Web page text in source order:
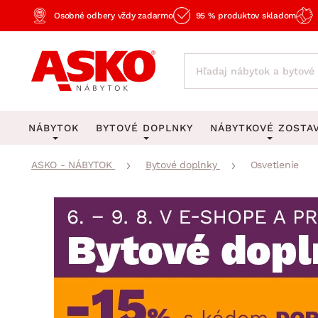
Osobné odbery vždy zadarmo 95 % produktov skladom
NÁBYTOK
Obývacia izba
Spálňa
Pracovňa a kancelária
BYTOVÉ DOPLNKY
KOBERCE
Veľké a stredné koberce
Behúne a malé koberce
Detské koberce
Kúpeľňové predložky
OSVETLENIE
Stolové lampy a
Stropné osvetlenie
Lustre a závesné
Stojacie lampy
NÁBYTKOVÉ
Obývacie
Spálňové
Kancelárske
Kuchynské
Detské
ASKO - NÁBYTOK Bytové doplnky Osvetlenie